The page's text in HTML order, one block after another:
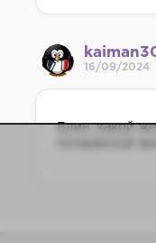
16/09/2024
Блин, какой